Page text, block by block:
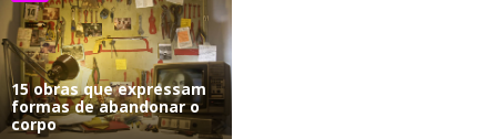
15 obras que expressam
formas de abandonar o
corpo